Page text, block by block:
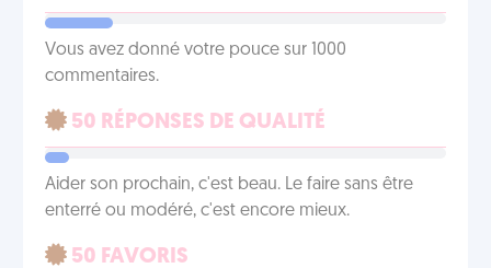
Vous avez donné votre pouce sur 1000
commentaires.
50 RÉPONSES DE QUALITÉ
Aider son prochain, c'est beau. Le faire sans être
enterré ou modéré, c'est encore mieux.
50 FAVORIS